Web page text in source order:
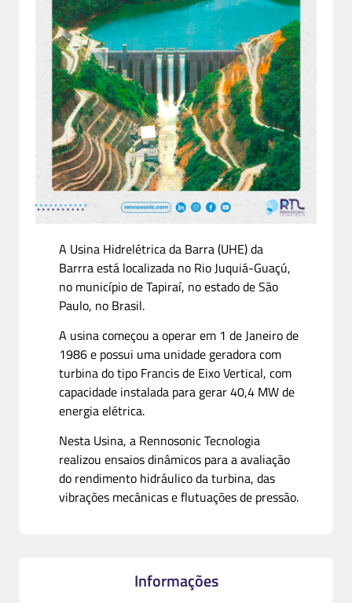
A Usina Hidrelétrica da Barra (UHE) da
Barrra está localizada no Rio Juquiá-Guaçú,
no município de Tapiraí, no estado de São
Paulo, no Brasil.
A usina começou a operar em 1 de Janeiro de
1986 e possui uma unidade geradora com
turbina do tipo Francis de Eixo Vertical, com
capacidade instalada para gerar 40,4 MW de
energia elétrica.
Nesta Usina, a Rennosonic Tecnologia
realizou ensaios dinâmicos para a avaliação
do rendimento hidráulico da turbina, das
vibrações mecânicas e flutuações de pressão.
Informações